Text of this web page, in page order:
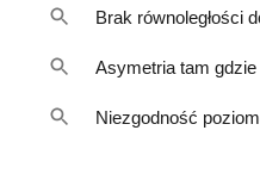
Brak równoległości
Asymetria tam
Niezgodność